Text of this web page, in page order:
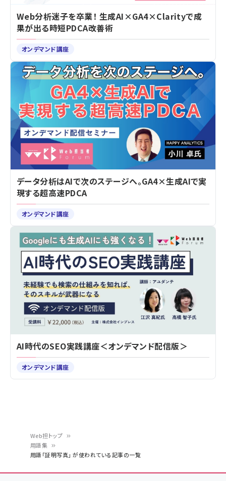
ン
Web担トップ
用語集
用語「証明写真」 が使われている記事の一覧
Web分析迷子を卒業！ 生成AI×GA4×Clarityで成
果が出る時短PDCA改善術
オンデマンド講座
データ分析はAIで次のステージへ。GA4×生成AIで実
現する超高速PDCA
オンデマンド講座
AI時代のSEO実践講座＜オンデマンド配信版＞
オンデマンド講座